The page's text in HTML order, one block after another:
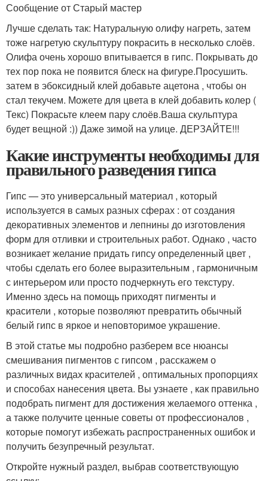
Сообщение от Старый мастер
Лучше сделать так: Натуральную олифу нагреть, затем
тоже нагретую скульптуру покрасить в несколько слоёв.
Олифа очень хорошо впитывается в гипс. Покрывать до
тех пор пока не появится блеск на фигуре.Просушить.
затем в эбоксидный клей добавьте ацетона , чтобы он
стал текучем. Можете для цвета в клей добавить колер (
Текс) Покрасьте клеем пару слоёв.Ваша скульптура
будет вещной :)) Даже зимой на улице. ДЕРЗАЙТЕ!!!
Какие инструменты необходимы для
правильного разведения гипса
Гипс — это универсальный материал , который
используется в самых разных сферах : от создания
декоративных элементов и лепнины до изготовления
форм для отливки и строительных работ. Однако , часто
возникает желание придать гипсу определенный цвет ,
чтобы сделать его более выразительным , гармоничным
с интерьером или просто подчеркнуть его текстуру.
Именно здесь на помощь приходят пигменты и
красители , которые позволяют превратить обычный
белый гипс в яркое и неповторимое украшение.
В этой статье мы подробно разберем все нюансы
смешивания пигментов с гипсом , расскажем о
различных видах красителей , оптимальных пропорциях
и способах нанесения цвета. Вы узнаете , как правильно
подобрать пигмент для достижения желаемого оттенка ,
а также получите ценные советы от профессионалов ,
которые помогут избежать распространенных ошибок и
получить безупречный результат.
Откройте нужный раздел, выбрав соответствующую